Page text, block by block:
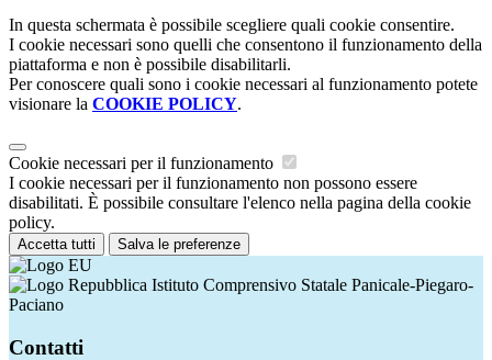
In questa schermata è possibile scegliere quali cookie consentire.
I cookie necessari sono quelli che consentono il funzionamento della
piattaforma e non è possibile disabilitarli.
Per conoscere quali sono i cookie necessari al funzionamento potete
visionare la COOKIE POLICY.
Cookie necessari per il funzionamento
I cookie necessari per il funzionamento non possono essere
disabilitati. È possibile consultare l'elenco nella pagina della cookie
policy.
Accetta tutti Salva le preferenze
Istituto Comprensivo Statale Panicale-Piegaro-
Paciano
Contatti